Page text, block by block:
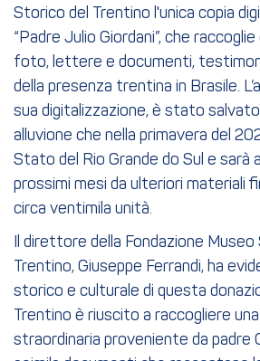
Storico del Trentino l'unica copia
“Padre Julio Giordani”, che
foto, lettere e documenti,
della presenza trentina in Brasile.
sua digitalizzazione, è stato
alluvione che nella primavera del
Stato del Rio Grande do Sul e sarà
prossimi mesi da ulteriori materiali
circa ventimila unità.
Il direttore della Fondazione Museo
Trentino, Giuseppe Ferrandi, ha
storico e culturale di questa
Trentino è riuscito a raccogliere
straordinaria proveniente da padre